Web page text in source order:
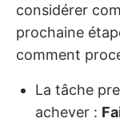
considérer
prochaine
comment
La tâche
achever :